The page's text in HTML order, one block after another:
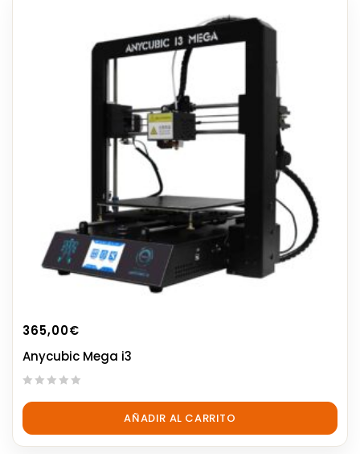
365,00€
Anycubic Mega i3
out
5
AÑADIR AL CARRITO